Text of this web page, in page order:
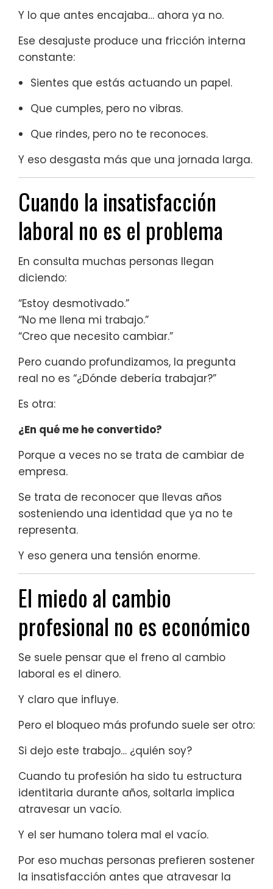
Y lo que antes encajaba… ahora ya no.
Ese desajuste produce una fricción interna
constante:
Sientes que estás actuando un papel.
Que cumples, pero no vibras.
Que rindes, pero no te reconoces.
Y eso desgasta más que una jornada larga.
Cuando la insatisfacción
laboral no es el problema
En consulta muchas personas llegan
diciendo:
“Estoy desmotivado.”
“No me llena mi trabajo.”
“Creo que necesito cambiar.”
Pero cuando profundizamos, la pregunta
real no es “¿Dónde debería trabajar?”
Es otra:
¿En qué me he convertido?
Porque a veces no se trata de cambiar de
empresa.
Se trata de reconocer que llevas años
sosteniendo una identidad que ya no te
representa.
Y eso genera una tensión enorme.
El miedo al cambio
profesional no es económico
Se suele pensar que el freno al cambio
laboral es el dinero.
Y claro que influye.
Pero el bloqueo más profundo suele ser otro:
Si dejo este trabajo… ¿quién soy?
Cuando tu profesión ha sido tu estructura
identitaria durante años, soltarla implica
atravesar un vacío.
Y el ser humano tolera mal el vacío.
Por eso muchas personas prefieren sostener
la insatisfacción antes que atravesar la